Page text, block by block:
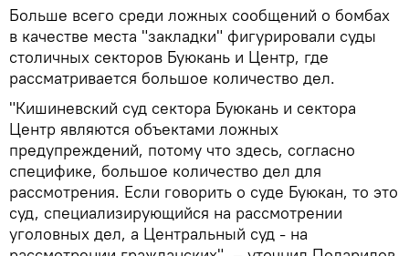
Больше всего среди ложных сообщений о бомбах
в качестве места "закладки" фигурировали суды
столичных секторов Буюкань и Центр, где
рассматривается большое количество дел.
"Кишиневский суд сектора Буюкань и сектора
Центр являются объектами ложных
предупреждений, потому что здесь, согласно
специфике, большое количество дел для
рассмотрения. Если говорить о суде Буюкан, то это
суд, специализирующийся на рассмотрении
уголовных дел, а Центральный суд - на